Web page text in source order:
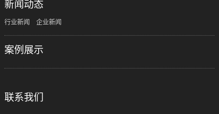
新闻动态
行业新闻 企业新闻
案例展示
联系我们